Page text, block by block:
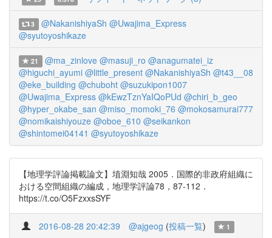
3 @NakanishiyaSh @Uwajima_Express
@syutoyoshikaze
21 @ma_zinlove @masuji_ro @anagumatei_iz
@higuchi_ayumi @little_present @NakanishiyaSh @t43__08
@eke_building @chuboht @suzukipon1007
@Uwajima_Express @kEwzTznYaIQoPUd @chiri_b_geo
@hyper_okabe_san @miso_momoki_76 @mokosamurai777
@nomikaishiyouze @oboe_610 @seikankon
@shintomei04141 @syutoyoshikaze
【地理学評論掲載論文】埴淵知哉 2005．国際的非政府組織に
おける空間組織の編成，地理学評論78，87-112．
https://t.co/O5FzxxsSYF
2016-08-28 20:42:39 @ajgeog (投稿一覧) 1